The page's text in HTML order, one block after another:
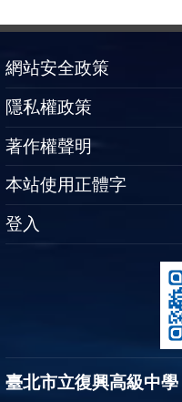
網站安全政策
隱私權政策
著作權聲明
本站使用正體字
登入
臺北市立復興高級中學